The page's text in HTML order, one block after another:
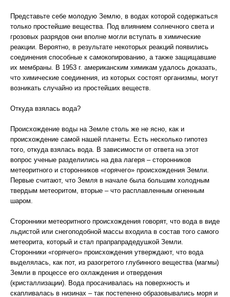
Представьте себе молодую Землю, в водах которой содержаться
только простейшие вещества. Под влиянием солнечного света и
грозовых разрядов они вполне могли вступать в химические
реакции. Вероятно, в результате некоторых реакций появились
соединения способные к самокопированию, а также защищавшие
их мембраны. В 1953 г. американским химикам удалось доказать,
что химические соединения, из которых состоят организмы, могут
возникать случайно из простейших веществ.
Откуда взялась вода?
Происхождение воды на Земле столь же не ясно, как и
происхождение самой нашей планеты. Есть несколько гипотез
того, откуда взялась вода. В зависимости от ответа на этот
вопрос ученые разделились на два лагеря – сторонников
метеоритного и сторонников «горячего» происхождения Земли.
Первые считают, что Земля в начале была большим холодным
твердым метеоритом, вторые – что расплавленным огненным
шаром.
Сторонники метеоритного происхождения говорят, что вода в виде
льдистой или снегоподобной массы входила в состав того самого
метеорита, который и стал прапрапрадедушкой Земли.
Сторонники «горячего» происхождения утверждают, что вода
выделялась, как пот, из разогретого глубинного вещества (магмы)
Земли в процессе его охлаждения и отвердения
(кристаллизации). Вода просачивалась на поверхность и
скапливалась в низинах – так постепенно образовывались моря и